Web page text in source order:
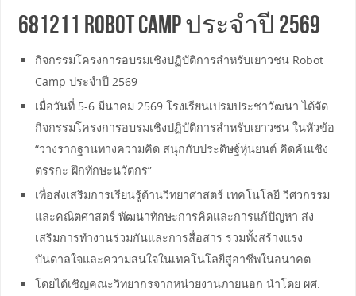
681211 Robot Camp ประจำปี 2569
กิจกรรมโครงการอบรมเชิงปฏิบัติการสำหรับเยาวชน Robot
Camp ประจำปี 2569
เมื่อวันที่ 5-6 มีนาคม 2569 โรงเรียนเปรมประชาวัฒนา ได้จัด
กิจกรรมโครงการอบรมเชิงปฏิบัติการสำหรับเยาวชน ในหัวข้อ
“วางรากฐานทางความคิด สนุกกับประดิษฐ์หุ่นยนต์ คิดค้นเชิง
ตรรกะ ฝึกทักษะนวัตกร”
เพื่อส่งเสริมการเรียนรู้ด้านวิทยาศาสตร์ เทคโนโลยี วิศวกรรม
และคณิตศาสตร์ พัฒนาทักษะการคิดและการแก้ปัญหา ส่ง
เสริมการทำงานร่วมกันและการสื่อสาร รวมทั้งสร้างแรง
บันดาลใจและความสนใจในเทคโนโลยีสู่อาชีพในอนาคต
โดยได้เชิญคณะวิทยากรจากหน่วยงานภายนอก นำโดย ผศ.